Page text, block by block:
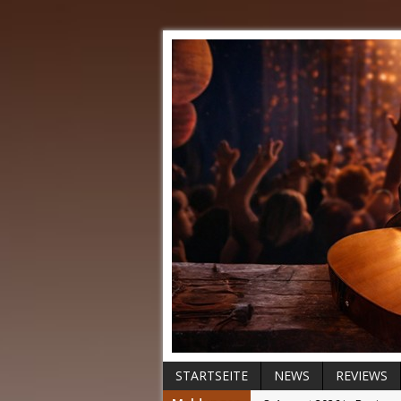
STARTSEITE NEWS REVIEWS